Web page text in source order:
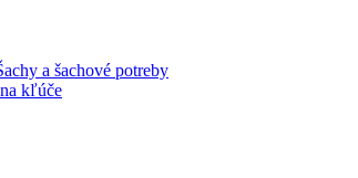
a šachové potreby
kľúče